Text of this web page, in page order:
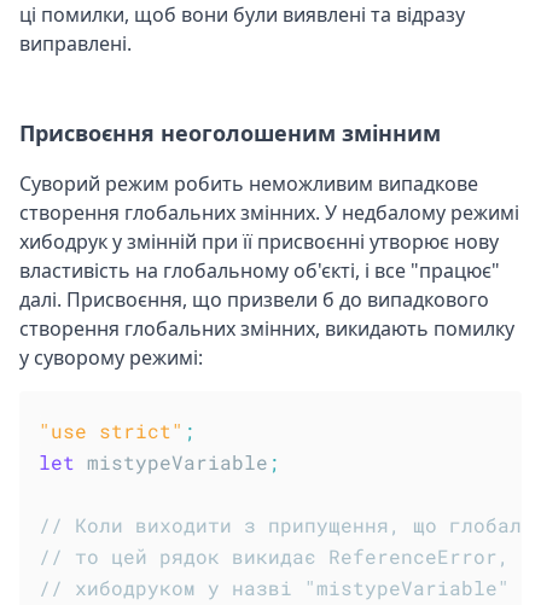
ці помилки, щоб вони були виявлені та відразу
виправлені.
Присвоєння неоголошеним змінним
Суворий режим робить неможливим випадкове
створення глобальних змінних. У недбалому режимі
хибодрук у змінній при її присвоєнні утворює нову
властивість на глобальному об'єкті, і все "працює"
далі. Присвоєння, що призвели б до випадкового
створення глобальних змінних, викидають помилку
у суворому режимі:
"use strict" ;
let mistypeVariable ;
// Коли виходити з припущення, що
// то цей рядок викидає ReferenceError,
// хибодруком у назві "mistypeVariable"